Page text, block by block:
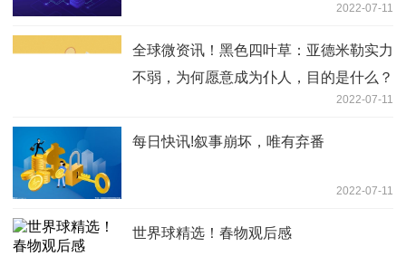
2022-07-11
全球微资讯！黑色四叶草：亚德米勒实力
不弱，为何愿意成为仆人，目的是什么？
2022-07-11
每日快讯!叙事崩坏，唯有弃番
2022-07-11
世界球精选！春物观后感